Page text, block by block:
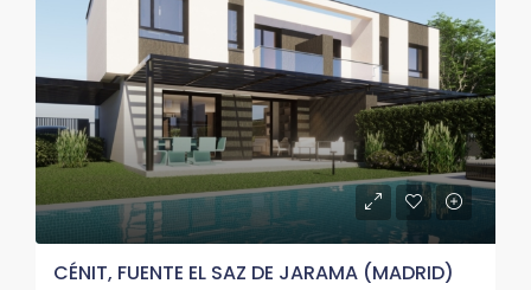
CÉNIT, FUENTE EL SAZ DE JARAMA (MADRID)